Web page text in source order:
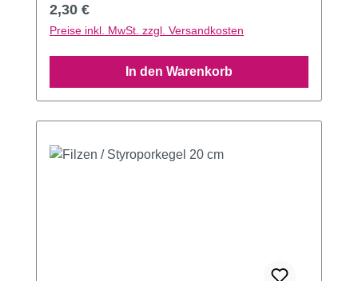
Regulärer Preis:
2,30 €
Preise inkl. MwSt. zzgl. Versandkosten
In den Warenkorb